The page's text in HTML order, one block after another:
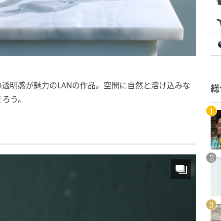
明感が魅力のLANの作品。空間に自然と溶け込みな
う。